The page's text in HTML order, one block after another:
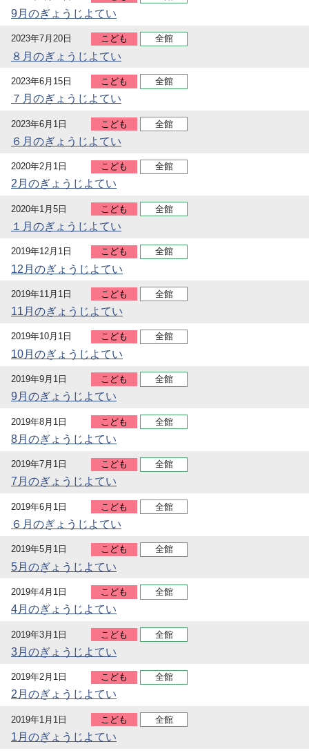
9月のぎょうじよてい
2023年7月20日 こども 全館
８月のぎょうじよてい
2023年6月15日 こども 全館
７月のぎょうじよてい
2023年6月1日 こども 全館
６月のぎょうじよてい
2020年2月1日 こども 全館
2月のぎょうじよてい
2020年1月5日 こども 全館
１月のぎょうじよてい
2019年12月1日 こども 全館
12月のぎょうじよてい
2019年11月1日 こども 全館
11月のぎょうじよてい
2019年10月1日 こども 全館
10月のぎょうじよてい
2019年9月1日 こども 全館
9月のぎょうじよてい
2019年8月1日 こども 全館
8月のぎょうじよてい
2019年7月1日 こども 全館
7月のぎょうじよてい
2019年6月1日 こども 全館
６月のぎょうじよてい
2019年5月1日 こども 全館
5月のぎょうじよてい
2019年4月1日 こども 全館
4月のぎょうじよてい
2019年3月1日 こども 全館
3月のぎょうじよてい
2019年2月1日 こども 全館
2月のぎょうじよてい
2019年1月1日 こども 全館
1月のぎょうじよてい